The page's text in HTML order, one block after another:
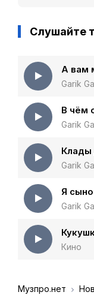
Слушайте
А вам
Garik
В чём
Garik
Клады
Garik
Я
Garik
Кино
Музпро.нет